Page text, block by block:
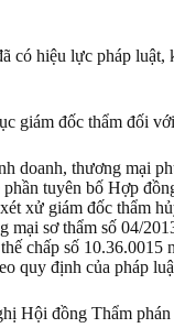
có hiệu lực pháp luật,
giám đốc thẩm đối
doanh, thương mại
tuyên bố Hợp
xử giám đốc thẩm
mại sơ thẩm số 04/
chấp số 10.36.0015
quy định của pháp
Hội đồng Thẩm